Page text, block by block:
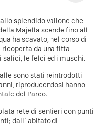
splendido vallone che
Majella scende fino all
ha scavato, nel corso di
ricoperta da una fitta
salici, le felci ed i muschi.
sono stati reintrodotti
riproducendosi hanno
del Parco.
rete di sentieri con punti
dall´abitato di